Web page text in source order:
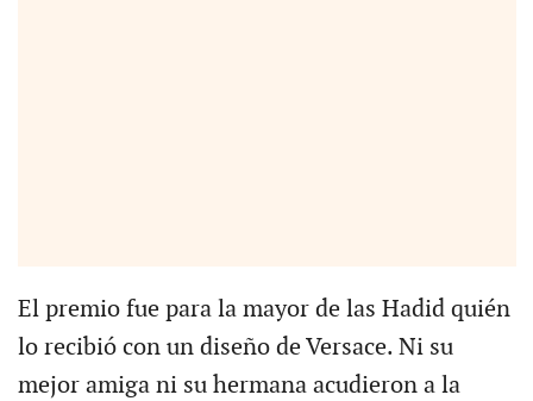
El premio fue para la mayor de las Hadid quién
lo recibió con un diseño de Versace. Ni su
mejor amiga ni su hermana acudieron a la